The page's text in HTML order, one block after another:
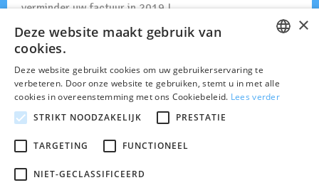
verminder uw factuur in 2019 ! .
GSM Abonnement
Alle actualiteit van de GSM netwerken en operators actief in
België.
© 2026 Belgsm.com is onafhankelijk van de mobiele operatoren in België.
Site opgesteld door Bertholet Publishing bvba.
DUTCH
×
Deze website maakt gebruik van
cookies.
Deze website gebruikt cookies om uw gebruikerservaring te
verbeteren. Door onze website te gebruiken, stemt u in met alle
cookies in overeenstemming met ons Cookiebeleid. Lees verder
STRIKT NOODZAKELIJK
PRESTATIE
TARGETING FUNCTIONEEL
NIET-GECLASSIFICEERD